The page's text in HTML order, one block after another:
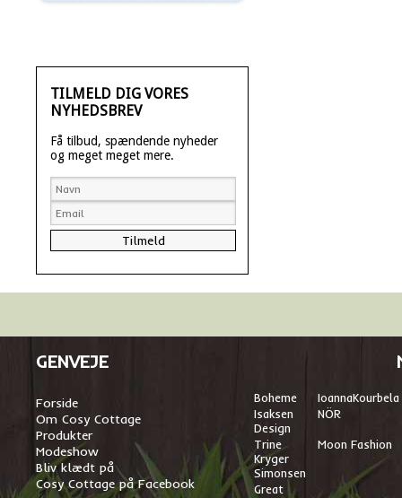
TILMELD DIG VORES
NYHEDSBREV
Få tilbud, spændende nyheder
og meget meget mere.
GENVEJE
Forside
Om Cosy Cottage
Produkter
Modeshow
Bliv klædt på
Cosy Cottage på Facebook
Boheme IoannaKourbela
Isaksen
Design
NÖR
Trine
Kryger
Simonsen
Moon Fashion
Great